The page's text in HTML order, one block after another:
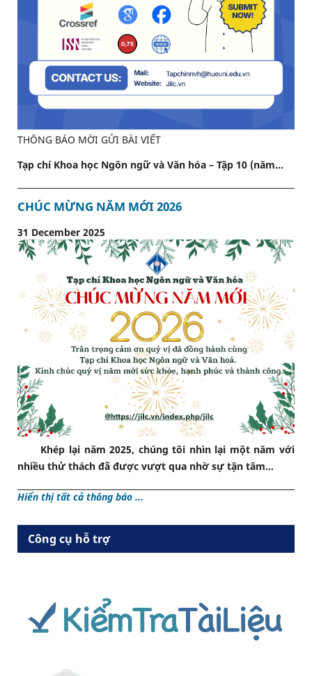
THÔNG BÁO MỜI GỬI BÀI VIẾT
Tạp chí Khoa học Ngôn ngữ và Văn hóa – Tập 10 (năm...
CHÚC MỪNG NĂM MỚI 2026
31 December 2025
Khép lại năm 2025, chúng tôi nhìn lại một năm với
nhiều thử thách đã được vượt qua nhờ sự tận tâm...
Hiển thị tất cả thông báo ...
Công cụ hỗ trợ